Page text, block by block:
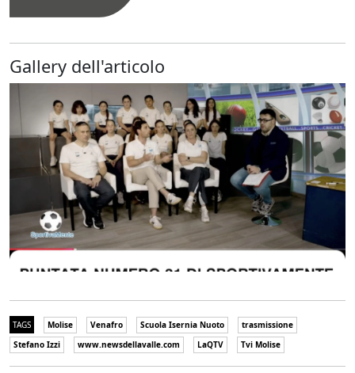
Gallery dell'articolo
TAGS Molise Venafro Scuola Isernia Nuoto
trasmissione
Stefano Izzi
www.newsdellavalle.com LaQTV Tvi Molise